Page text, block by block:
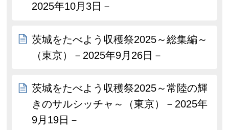
2025年10月3日－
茨城をたべよう収穫祭2025～総集編～
（東京）－2025年9月26日－
茨城をたべよう収穫祭2025～常陸の輝
きのサルシッチャ～（東京）－2025年
9月19日－